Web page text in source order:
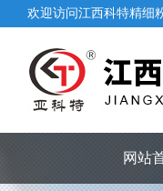
欢迎访问江西科特精细
网站